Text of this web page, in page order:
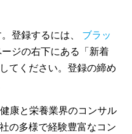
登録するには、 ブラッ
ジの右下にある「新着
てください。登録の締め
康と栄養業界のコンサル
の多様で経験豊富なコン